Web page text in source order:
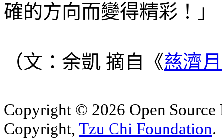
確的方向而變得精彩！」
（文：余凱 摘自《慈濟
Copyright © 2026 Open
Copyright, Tzu Chi Foundation.